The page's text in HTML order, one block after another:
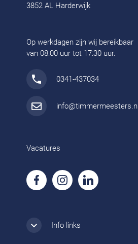
3852 AL Harderwijk
Op werkdagen zijn wij bereikbaar
van 08:00 uur tot 17:30 uur.
0341-437034
info@timmermeesters.nl
Vacatures
Info links